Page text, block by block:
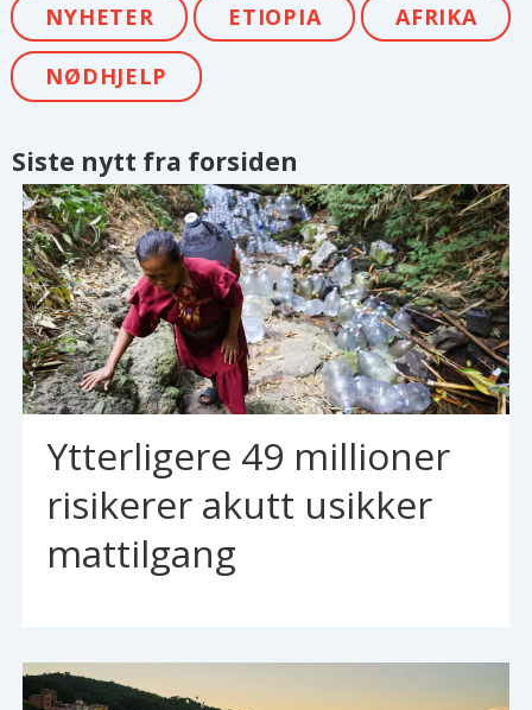
NYHETER ETIOPIA AFRIKA
NØDHJELP
Siste nytt fra forsiden
Ytterligere 49 millioner
risikerer akutt usikker
mattilgang